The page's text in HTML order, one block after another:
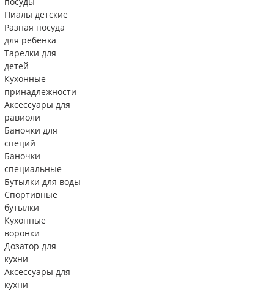
Пиалы детские
Разная посуда
для ребенка
Тарелки для
детей
Кухонные
принадлежности
Аксессуары для
равиоли
Баночки для
специй
Баночки
специальные
Бутылки для воды
Спортивные
бутылки
Кухонные
воронки
Дозатор для
кухни
Аксессуары для
кухни